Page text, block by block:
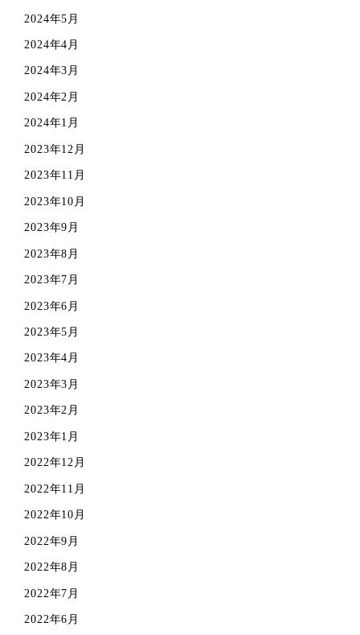
2024年5月
2024年4月
2024年3月
2024年2月
2024年1月
2023年12月
2023年11月
2023年10月
2023年9月
2023年8月
2023年7月
2023年6月
2023年5月
2023年4月
2023年3月
2023年2月
2023年1月
2022年12月
2022年11月
2022年10月
2022年9月
2022年8月
2022年7月
2022年6月